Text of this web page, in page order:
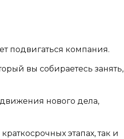
подвигаться компания.
вы собираетесь занять,
нового дела,
этапах, так и